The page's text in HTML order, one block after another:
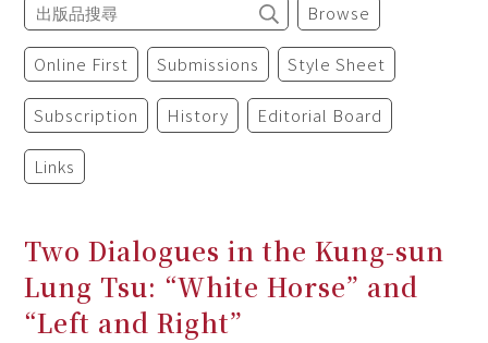
Browse
Online First Submissions Style Sheet
Subscription History Editorial Board
Links
Two Dialogues in the Kung-sun
Lung Tsu: “White Horse” and
“Left and Right”